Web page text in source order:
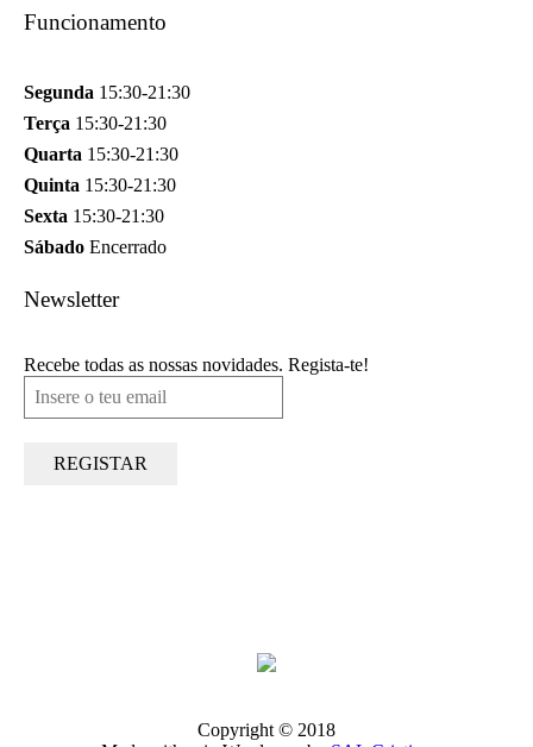
Funcionamento
Segunda 15:30-21:30
Terça 15:30-21:30
Quarta 15:30-21:30
Quinta 15:30-21:30
Sexta 15:30-21:30
Sábado Encerrado
Newsletter
Recebe todas as nossas novidades. Regista-te!
Copyright © 2018